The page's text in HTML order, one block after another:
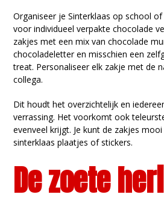
Organiseer je Sinterklaas op school
voor individueel verpakte chocolade
zakjes met een mix van chocolade
chocoladeletter en misschien een
treat. Personaliseer elk zakje met de
collega.
Dit houdt het overzichtelijk en
verrassing. Het voorkomt ook
evenveel krijgt. Je kunt de zakjes
sinterklaas plaatjes of stickers.
De zoete